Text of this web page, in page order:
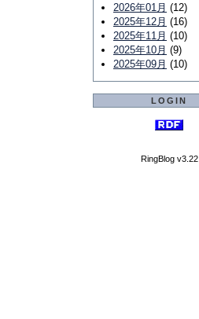
2026年01月 (12)
2025年12月 (16)
2025年11月 (10)
2025年10月 (9)
2025年09月 (10)
LOGIN
RingBlog v3.22